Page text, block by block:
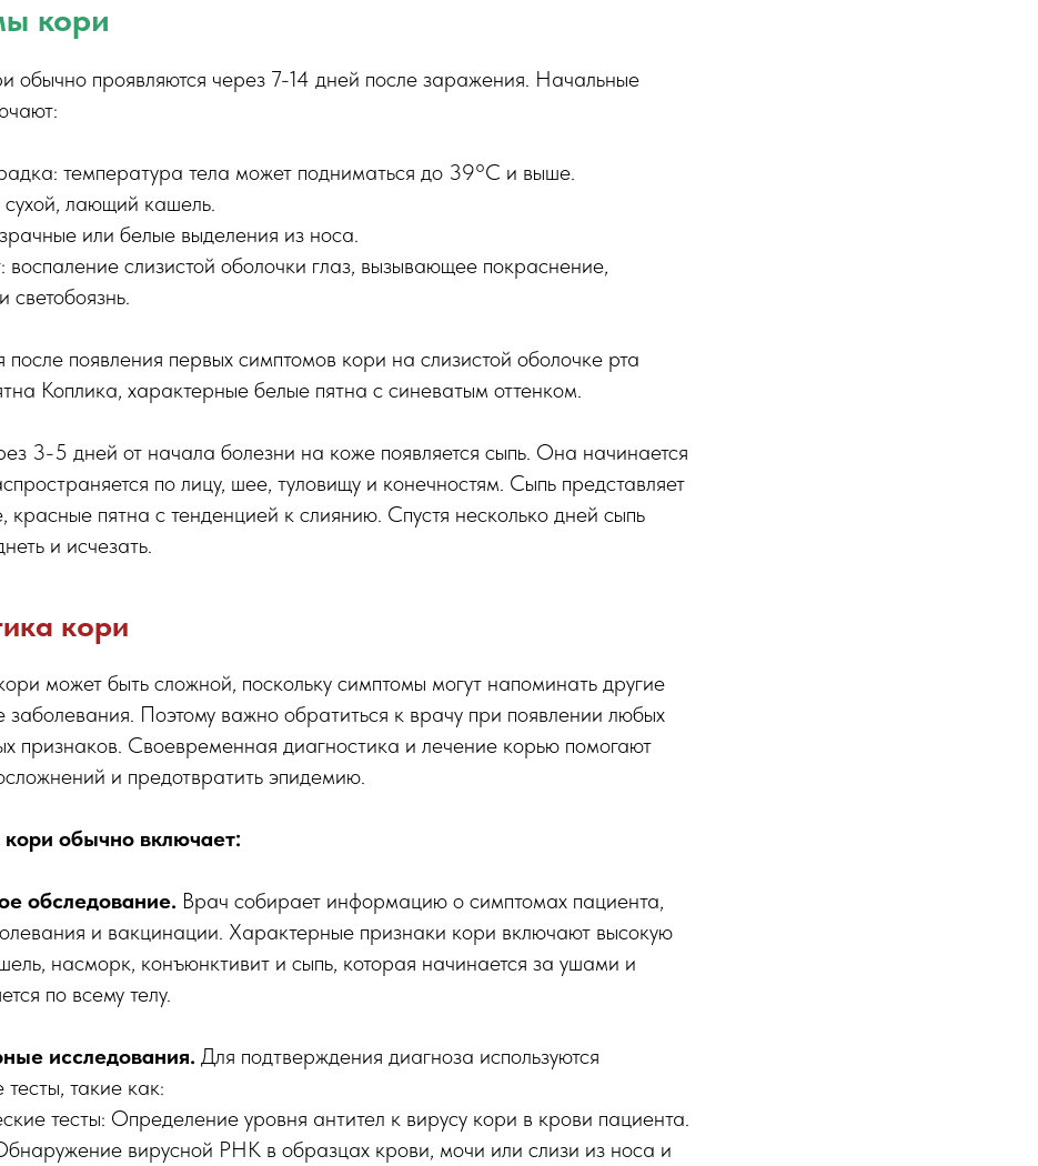
кори
обычно проявляются через 7-14 дней после заражения. Начальные
температура тела может подниматься до 39°C и выше.
сухой, лающий кашель.
или белые выделения из носа.
воспаление слизистой оболочки глаз, вызывающее покраснение,
светобоязнь.
появления первых симптомов кори на слизистой оболочке рта
Коплика, характерные белые пятна с синеватым оттенком.
3-5 дней от начала болезни на коже появляется сыпь. Она начинается
по лицу, шее, туловищу и конечностям. Сыпь представляет
красные пятна с тенденцией к слиянию. Спустя несколько дней сыпь
и исчезать.
кори
может быть сложной, поскольку симптомы могут напоминать другие
Поэтому важно обратиться к врачу при появлении любых
признаков. Своевременная диагностика и лечение корью помогают
и предотвратить эпидемию.
обычно включает:
обследование. Врач собирает информацию о симптомах пациента,
и вакцинации. Характерные признаки кори включают высокую
насморк, конъюнктивит и сыпь, которая начинается за ушами и
по всему телу.
исследования. Для подтверждения диагноза используются
такие как:
тесты: Определение уровня антител к вирусу кори в крови пациента.
вирусной РНК в образцах крови, мочи или слизи из носа и